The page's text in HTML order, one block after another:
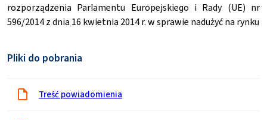
rozporządzenia Parlamentu Europejskiego i Rady (UE) nr
596/2014 z dnia 16 kwietnia 2014 r. w sprawie nadużyć na rynku
Pliki do pobrania
Treść powiadomienia